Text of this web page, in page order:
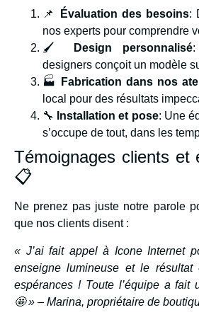
📌 Évaluation des besoins:
nos experts pour comprendre
🖌️
Design personnalisé
designers conçoit un modèle
🏭
Fabrication dans nos
local pour des résultats
🔧
Installation et pose: Une
s’occupe de tout, dans les
Témoignages clients et
📋
Ne prenez pas juste notre parole
que nos clients disent :
« J’ai fait appel à Icone Internet
enseigne lumineuse et le
espérances ! Toute l’équipe a fait
🤩 » – Marina, propriétaire de